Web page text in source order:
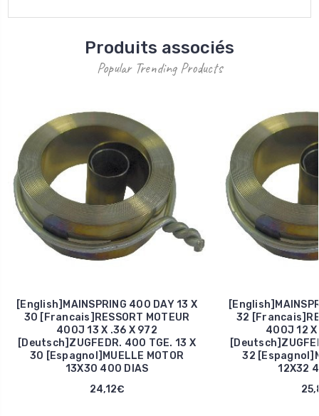
Produits associés
Popular Trending Products
[English]MAINSPRING 400 DAY 13 X
30 [Francais]RESSORT MOTEUR
400J 13 X .36 X 972
[Deutsch]ZUGFEDR. 400 TGE. 13 X
30 [Espagnol]MUELLE MOTOR
13X30 400 DIAS
24,12€
32
400J 12 X
32
12X32